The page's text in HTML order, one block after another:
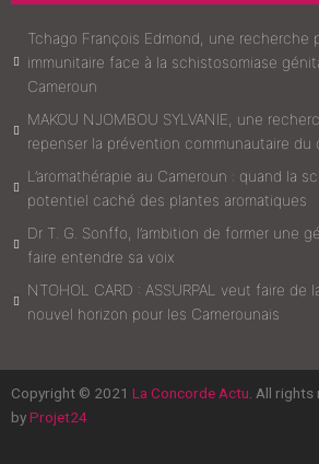
Tchago François Edmond, une recherche
immunitaire face à la schistosomiase
Cameroun
MAKOU NJOMBOU SYLVANIE, une
repenser la prévention communautaire du
L’aromathérapie au Cameroun : quand la
potentiel caché des plantes aromatiques
Dr T. G. Sonffo, l’ambition de former une
faire entendre sa voix
NTOHOL CARD : ASSURPAL veut faire
nouvel horizon pour les Camerounais
Copyright © 2021 La Concorde Actu . All
byProjet24